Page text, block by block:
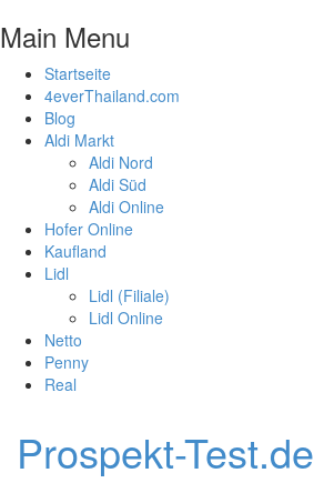
Main Menu
Startseite
4everThailand.com
Blog
Aldi Markt
Aldi Nord
Aldi Süd
Aldi Online
Hofer Online
Kaufland
Lidl
Lidl (Filiale)
Lidl Online
Netto
Penny
Real
Prospekt-Test.de